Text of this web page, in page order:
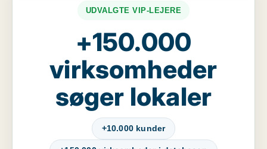
UDVALGTE VIP-LEJERE
+150.000
virksomheder
søger lokaler
+10.000 kunder